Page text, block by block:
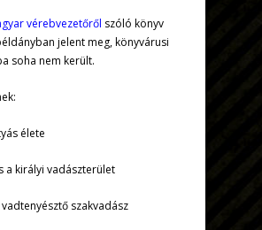
vérebvezetőről szóló könyv
jelent meg, könyvárusi
soha nem került.
élete
a királyi vadászterület
szakvadász